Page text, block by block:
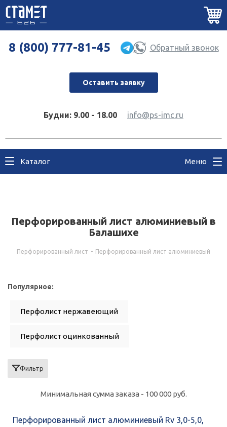
8 (800) 777-81-45 Обратный звонок
Оставить заявку
Будни: 9.00 - 18.00 info@ps-imc.ru
Каталог Меню
Перфорированный лист алюминиевый в
Балашихе
Перфорированный лист - Перфорированный лист алюминиевый
Популярное:
Перфолист нержавеющий
Перфолист оцинкованный
Перфолист стальной
Фильтр
Минимальная сумма заказа - 100 000 руб.
Перфорированный лист алюминиевый Rv 3,0-5,0,